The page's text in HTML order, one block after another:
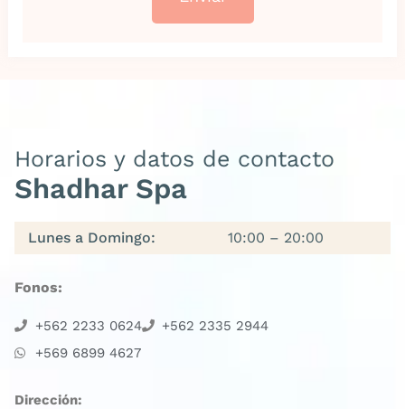
Horarios y datos de contacto
Shadhar Spa
Lunes a Domingo: 10:00 – 20:00
Fonos:
+562 2233 0624
+562 2335 2944
+569 6899 4627
Dirección: